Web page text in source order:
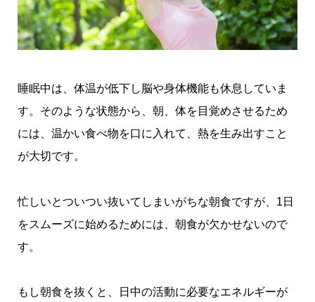
睡眠中は、体温が低下し脳や身体機能も休息していま
す。そのような状態から、朝、体を目覚めさせるため
には、温かい食べ物を口に入れて、熱を生み出すこと
が大切です。
忙しいとついつい抜いてしまいがちな朝食ですが、1日
をスムーズに始めるためには、朝食が欠かせないので
す。
もし朝食を抜くと、日中の活動に必要なエネルギーが